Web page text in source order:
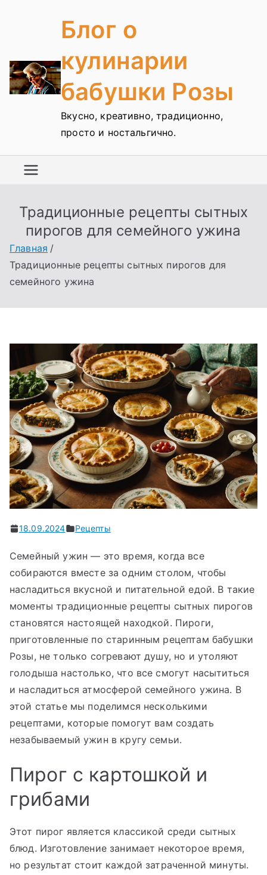
содержимомуБлог о
кулинарии
бабушки Розы
Вкусно, креативно, традиционно,
просто и ностальгично.
Традиционные рецепты сытных
пирогов для семейного ужина
Главная
Традиционные рецепты сытных пирогов для
семейного ужина
18.09.2024 Рецепты
Семейный ужин — это время, когда все
собираются вместе за одним столом, чтобы
насладиться вкусной и питательной едой. В такие
моменты традиционные рецепты сытных пирогов
становятся настоящей находкой. Пироги,
приготовленные по старинным рецептам бабушки
Розы, не только согревают душу, но и утоляют
голодыша настолько, что все смогут насытиться
и насладиться атмосферой семейного ужина. В
этой статье мы поделимся несколькими
рецептами, которые помогут вам создать
незабываемый ужин в кругу семьи.
Пирог с картошкой и
грибами
Этот пирог является классикой среди сытных
блюд. Изготовление занимает некоторое время,
но результат стоит каждой затраченной минуты.